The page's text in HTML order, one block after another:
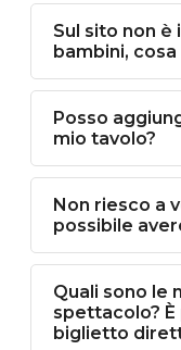
Sul sito non è
bambini,
Posso
mio tavolo?
Non riesco a
possibile
Quali sono le
spettacolo?
biglietto